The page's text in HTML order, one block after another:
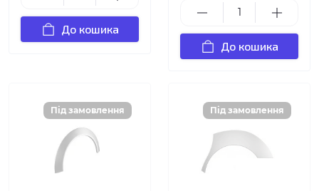
До кошика
До кошика